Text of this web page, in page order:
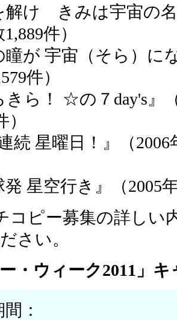
解け きみは宇宙の
件）
瞳が 宇宙（そら）に
件）
きら！ ☆の７day's』
）
連続 星曜日！』（
発 星空行き』（2005
コピー募集の詳しい
さい。
ー・ウィーク2011」
：